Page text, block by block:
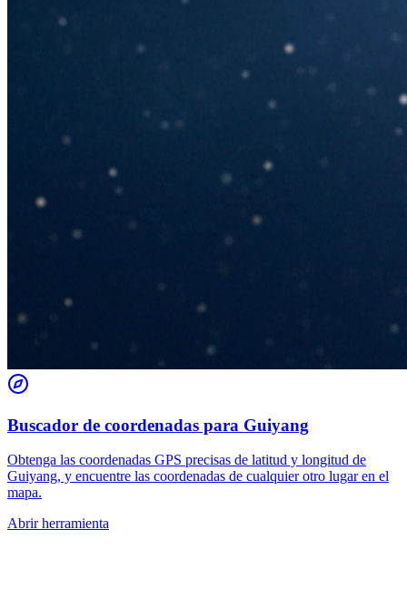
Buscador de coordenadas para Guiyang
Obtenga las coordenadas GPS precisas de latitud y longitud de
Guiyang, y encuentre las coordenadas de cualquier otro lugar en el
mapa.
Abrir herramienta